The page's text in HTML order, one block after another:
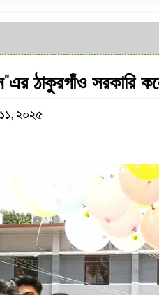
ঠাকুরগাঁও সরকারি
২০২৫